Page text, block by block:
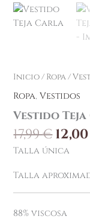
Inicio/ Ropa/
Ropa,Vestidos
Vestido
17,99€
Talla única
Talla
88% viscosa